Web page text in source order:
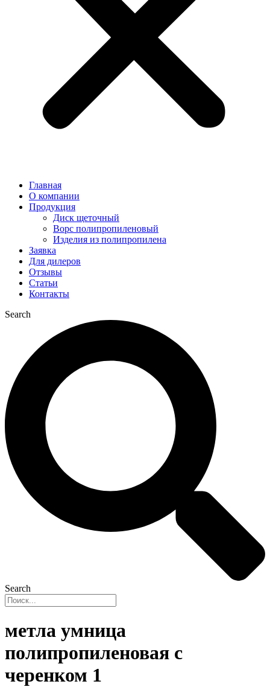
Главная
О компании
Продукция
Диск щеточный
Ворс полипропиленовый
Изделия из полипропилена
Заявка
Для дилеров
Отзывы
Статьи
Контакты
Search
Search
метла умница
полипропиленовая с
черенком 1